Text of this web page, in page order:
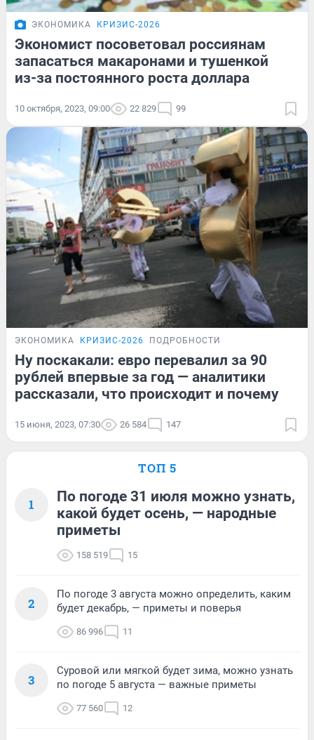
ЭКОНОМИКА КРИЗИС-2026
Экономист посоветовал россиянам
запасаться макаронами и тушенкой
из-за постоянного роста доллара
10 октября, 2023, 09:00 22 829 99
ЭКОНОМИКА КРИЗИС-2026 ПОДРОБНОСТИ
Ну поскакали: евро перевалил за 90
рублей впервые за год — аналитики
рассказали, что происходит и почему
15 июня, 2023, 07:30 26 584 147
ТОП 5
1
По погоде 31 июля можно узнать,
какой будет осень, — народные
приметы
158 519 15
2
По погоде 3 августа можно определить, каким
будет декабрь, — приметы и поверья
86 996 11
3
Суровой или мягкой будет зима, можно узнать
по погоде 5 августа — важные приметы
77 560 12